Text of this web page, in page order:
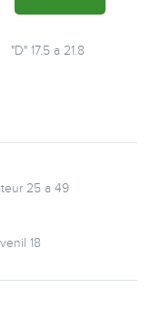
"D" 17.5 a 21.8
25 a 49
18